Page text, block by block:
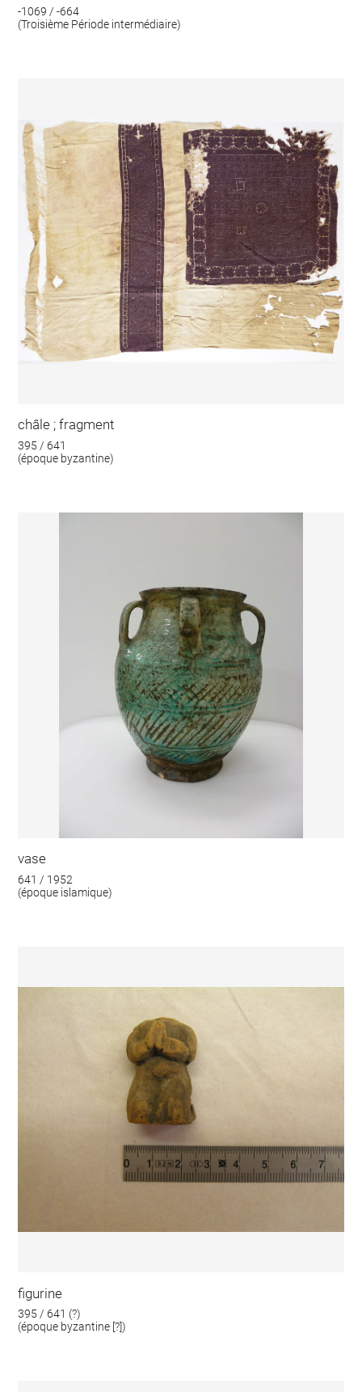
-1069 / -664
(Troisième Période intermédiaire)
châle ; fragment
395 / 641
(époque byzantine)
vase
641 / 1952
(époque islamique)
figurine
395 / 641 (?)
(époque byzantine [?])